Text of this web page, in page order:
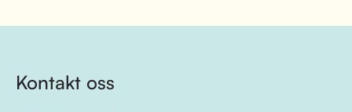
Kontakt oss